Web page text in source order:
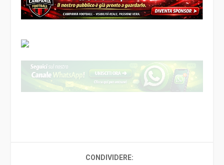
CONDIVIDERE: